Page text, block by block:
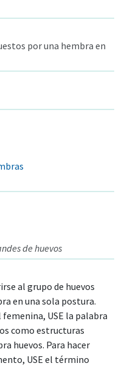
por una hembra en
de huevos
al grupo de huevos
en una sola postura.
USE la palabra
como estructuras
huevos. Para hacer
USE el término